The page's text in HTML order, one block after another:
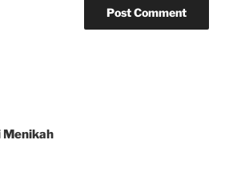
Menikah